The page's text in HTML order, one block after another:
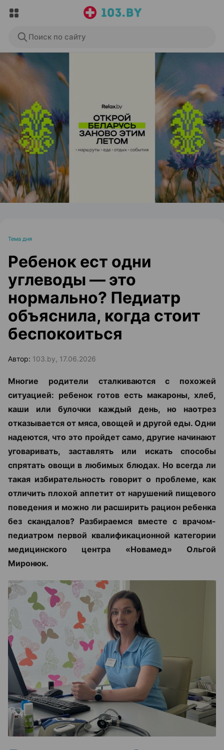
Поиск по сайту
ЭФФЕКТИВНАЯ РЕКЛАМА НА САЙТЕ
Тема дня
Ребенок ест одни
углеводы — это
нормально? Педиатр
объяснила, когда стоит
беспокоиться
Автор: 103.by, 17.06.2026
Многие родители сталкиваются с похожей
ситуацией: ребенок готов есть макароны, хлеб,
каши или булочки каждый день, но наотрез
отказывается от мяса, овощей и другой еды. Одни
надеются, что это пройдет само, другие начинают
уговаривать, заставлять или искать способы
спрятать овощи в любимых блюдах. Но всегда ли
такая избирательность говорит о проблеме, как
отличить плохой аппетит от нарушений пищевого
поведения и можно ли расширить рацион ребенка
без скандалов? Разбираемся вместе с врачом-
педиатром первой квалификационной категории
медицинского центра «Новамед» Ольгой
Миронюк.